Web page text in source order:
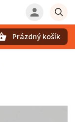
Prázdný košík